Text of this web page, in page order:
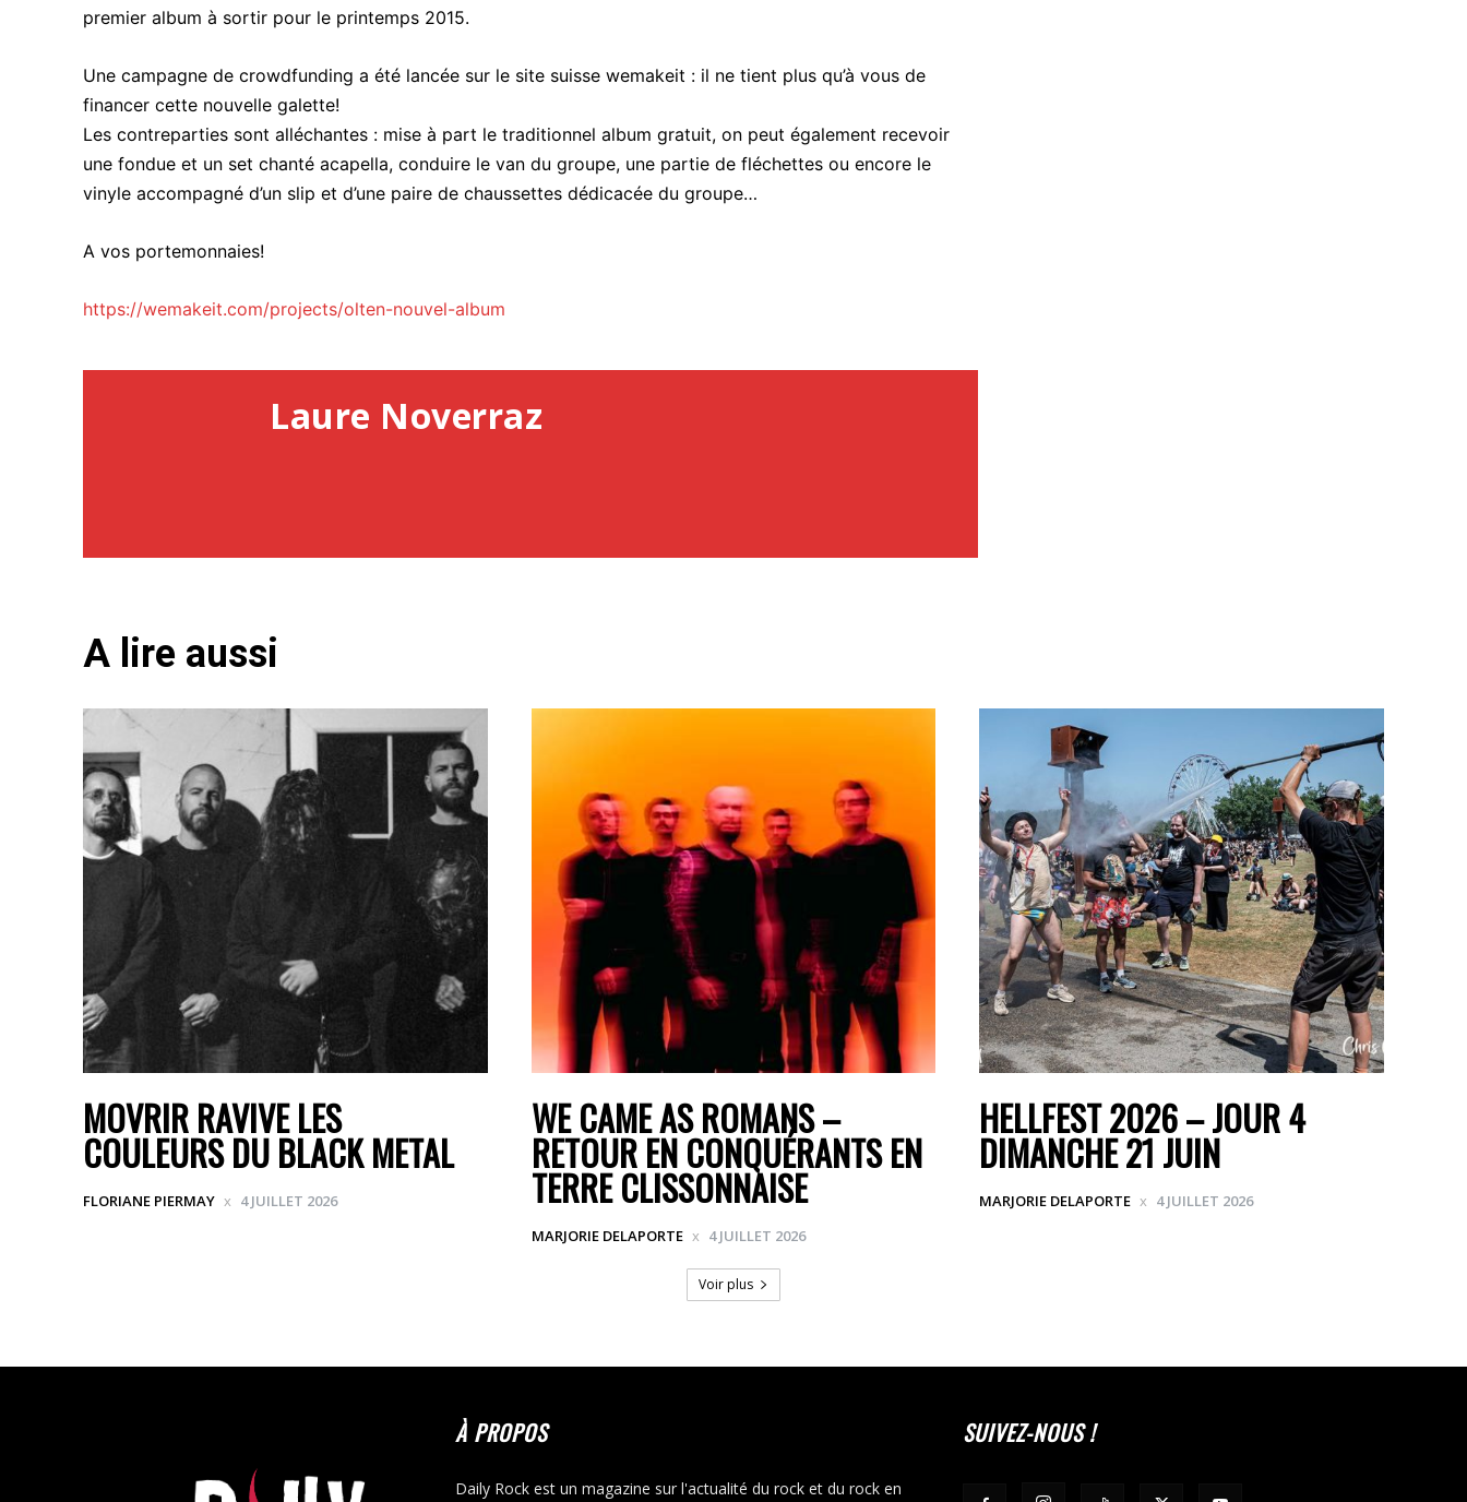
premier album à sortir pour le printemps 2015.
Une campagne de crowdfunding a été lancée sur le site suisse wemakeit : il ne tient plus qu’à vous de
financer cette nouvelle galette!
Les contreparties sont alléchantes : mise à part le traditionnel album gratuit, on peut également recevoir
une fondue et un set chanté acapella, conduire le van du groupe, une partie de fléchettes ou encore le
vinyle accompagné d’un slip et d’une paire de chaussettes dédicacée du groupe…
A vos portemonnaies!
https://wemakeit.com/projects/olten-nouvel-album
Laure Noverraz
A lire aussi
MOVRIR RAVIVE LES
COULEURS DU BLACK METAL
FLORIANE PIERMAY 4 JUILLET 2026
WE CAME AS ROMANS –
RETOUR EN CONQUÉRANTS EN
TERRE CLISSONNAISE
MARJORIE DELAPORTE 4 JUILLET 2026
HELLFEST 2026 – JOUR 4
DIMANCHE 21 JUIN
MARJORIE DELAPORTE 4 JUILLET 2026
Voir plus
À PROPOS
Daily Rock est un magazine sur l'actualité du rock et du rock en
SUIVEZ-NOUS !